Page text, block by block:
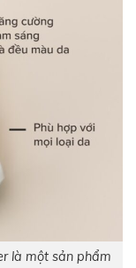
là một sản phẩm